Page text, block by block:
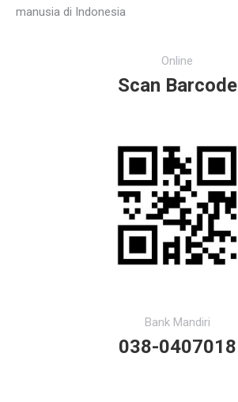
manusia di Indonesia
Online
Scan Barcode
Bank Mandiri
038-0407018